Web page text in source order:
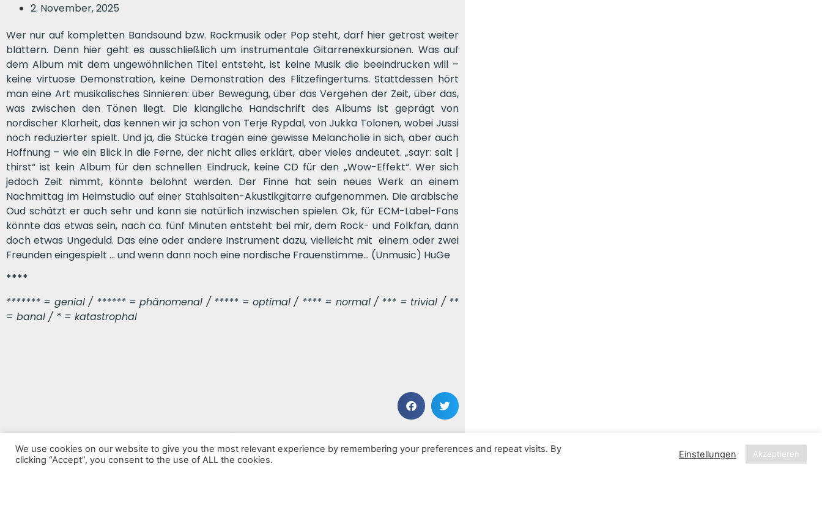
2. November, 2025
Wer nur auf kompletten Bandsound bzw. Rockmusik oder Pop steht, darf hier getrost weiter
blättern. Denn hier geht es ausschließlich um instrumentale Gitarrenexkursionen. Was auf
dem Album mit dem ungewöhnlichen Titel entsteht, ist keine Musik die beeindrucken will –
keine virtuose Demonstration, keine Demonstration des Flitzefingertums. Stattdessen hört
man eine Art musikalisches Sinnieren: über Bewegung, über das Vergehen der Zeit, über das,
was zwischen den Tönen liegt. Die klangliche Handschrift des Albums ist geprägt von
nordischer Klarheit, das kennen wir ja schon von Terje Rypdal, von Jukka Tolonen, wobei Jussi
noch reduzierter spielt. Und ja, die Stücke tragen eine gewisse Melancholie in sich, aber auch
Hoffnung – wie ein Blick in die Ferne, der nicht alles erklärt, aber vieles andeutet. „sayr: salt |
thirst“ ist kein Album für den schnellen Eindruck, keine CD für den „Wow-Effekt“. Wer sich
jedoch Zeit nimmt, könnte belohnt werden. Der Finne hat sein neues Werk an einem
Nachmittag im Heimstudio auf einer Stahlsaiten-Akustikgitarre aufgenommen. Die arabische
Oud schätzt er auch sehr und kann sie natürlich inzwischen spielen. Ok, für ECM-Label-Fans
könnte das etwas sein, nach ca. fünf Minuten entsteht bei mir, dem Rock- und Folkfan, dann
doch etwas Ungeduld. Das eine oder andere Instrument dazu, vielleicht mit einem oder zwei
Freunden eingespielt … und wenn dann noch eine nordische Frauenstimme… (Unmusic) HuGe
****
******* = genial / ****** = phänomenal / ***** = optimal / **** = normal / *** = trivial / **
= banal / * = katastrophal
Louder than Words Sworn
We use cookies on our website to give you the most relevant experience by remembering your preferences and repeat visits. By
clicking “Accept”, you consent to the use of ALL the cookies.
Einstellungen Akzeptieren